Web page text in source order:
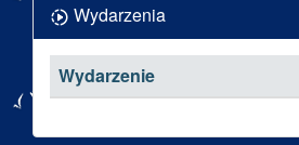
Wydarzenia
Wydarzenie